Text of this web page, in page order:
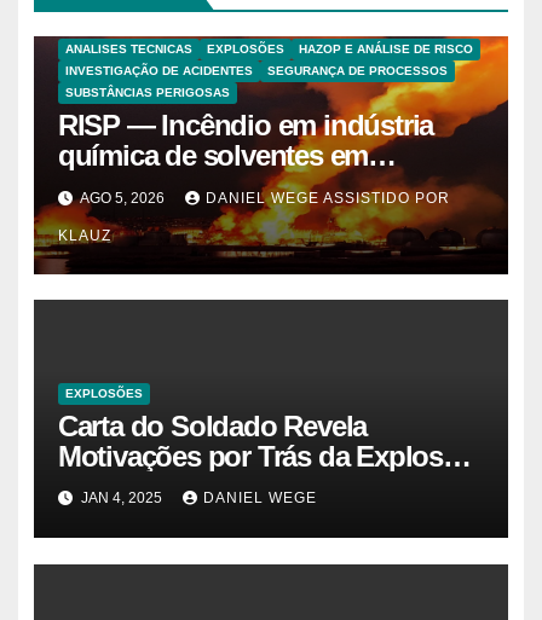
ANALISES TECNICAS EXPLOSÕES
HAZOP E ANÁLISE DE RISCO
INVESTIGAÇÃO DE ACIDENTES
SEGURANÇA DE PROCESSOS
SUBSTÂNCIAS PERIGOSAS
RISP — Incêndio em indústria
química de solventes em
Itaquaquecetuba/SP
(UNIQUIMA/Quema)
AGO 5, 2026 DANIEL WEGE ASSISTIDO POR
KLAUZ
EXPLOSÕES
Carta do Soldado Revela
Motivações por Trás da Explosão
do Cybertruck em Las Vegas –
Gazeta Brasil
JAN 4, 2025 DANIEL WEGE